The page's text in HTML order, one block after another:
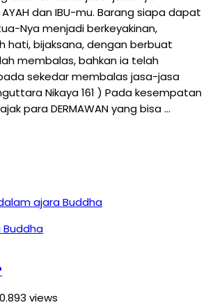
dan IBU-mu. Barang siapa dapat
Nya menjadi berkeyakinan,
hati, bijaksana, dengan berbuat
membalas, bahkan ia telah
sekedar membalas jasa-jasa
Nikaya 161 ) Pada kesempatan
para DERMAWAN yang bisa …
Buddha
views